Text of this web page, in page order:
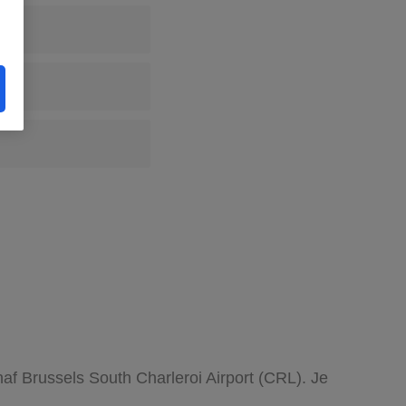
Brussels South Charleroi Airport (CRL). Je